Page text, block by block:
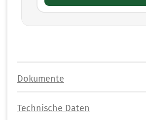
Dokumente
Technische Daten